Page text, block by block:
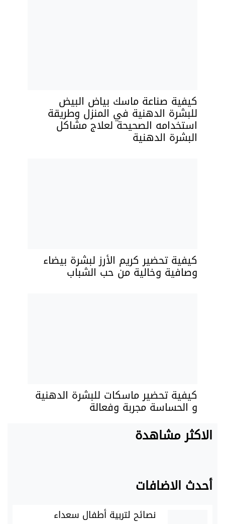
كيفية صناعة ماسك بياض البيض
للبشرة الدهنية في المنزل وطريقة
استخدامه الصحيحة لعلاج مشاكل
البشرة الدهنية
كيفية تحضير كريم الأرز لبشرة بيضاء
وصافية وخالية من حب الشباب
كيفية تحضير ماسكات للبشرة الدهنية
و الحساسة مجربة وفعالة
الاكثر مشاهدة
أحدث الاضافات
نصائح لتربية أطفال سعداء